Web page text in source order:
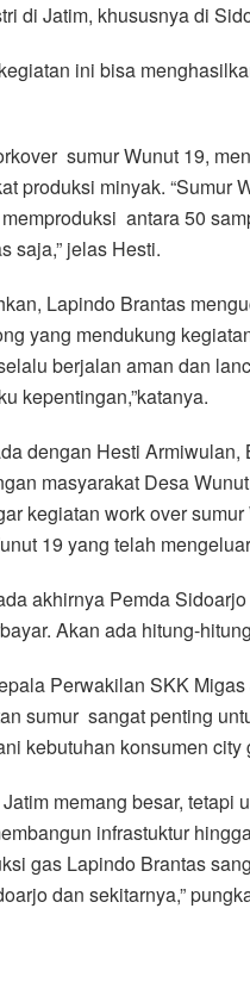
di Jatim, khususnya di
ini bisa
sumur Wunut 19,
produksi minyak. “Sumur
antara 50
saja,” jelas Hesti.
Lapindo Brantas
yang mendukung
berjalan aman dan
kepentingan,”katanya.
dengan Hesti
masyarakat Desa
kegiatan work over
19 yang telah
akhirnya Pemda
Akan ada hitung-
Perwakilan SKK
sumur sangat penting
kebutuhan konsumen city
memang besar,
infrastuktur
gas Lapindo Brantas
dan sekitarnya,”